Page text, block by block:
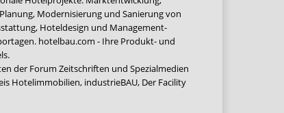
Modernisierung und Sanierung von
Hoteldesign und Management-
hotelbau.com - Ihre Produkt- und
der Forum Zeitschriften und Spezialmedien
Hotelimmobilien, industrieBAU, Der Facility